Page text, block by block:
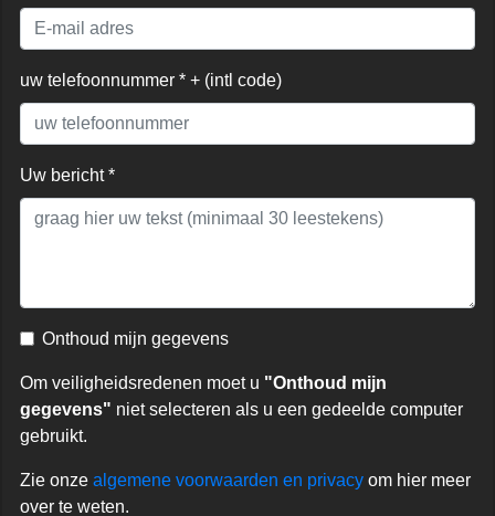
uw telefoonnummer * + (intl code)
Uw bericht *
Onthoud mijn gegevens
Om veiligheidsredenen moet u "Onthoud mijn
gegevens" niet selecteren als u een gedeelde computer
gebruikt.
Zie onze algemene voorwaarden en privacy om hier meer
over te weten.